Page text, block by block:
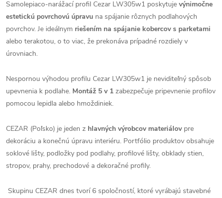
Samolepiaco-narážací profil Cezar LW305w1 poskytuje výnimočne
estetickú povrchovú úpravu na spájanie rôznych podlahových
povrchov. Je ideálnym riešením na spájanie kobercov s parketami
alebo terakotou, o to viac, že prekonáva prípadné rozdiely v
úrovniach.
Nespornou výhodou profilu Cezar LW305w1 je neviditeľný spôsob
upevnenia k podlahe. Montáž 5 v 1 zabezpečuje pripevnenie profilov
pomocou lepidla alebo hmoždiniek.
CEZAR (Poľsko) je jeden z hlavných výrobcov materiálovpre
dekoráciu a konečnú úpravu interiéru. Portfólio produktov obsahuje
soklové lišty, podložky pod podlahy, profilové lišty, obklady stien,
stropov, prahy, prechodové a dekoračné profily.
Skupinu CEZAR dnes tvorí 6 spoločností, ktoré vyrábajú stavebné